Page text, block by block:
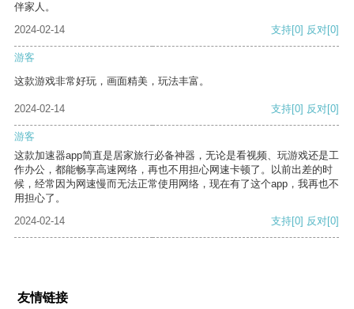
伴家人。
2024-02-14
支持[0] 反对[0]
游客
这款游戏非常好玩，画面精美，玩法丰富。
2024-02-14 支持[0] 反对[0]
游客
这款加速器app简直是居家旅行必备神器，无论是看视频、玩游戏还是工
作办公，都能畅享高速网络，再也不用担心网速卡顿了。以前出差的时
候，经常因为网速慢而无法正常使用网络，现在有了这个app，我再也不
用担心了。
2024-02-14
支持[0] 反对[0]
友情链接